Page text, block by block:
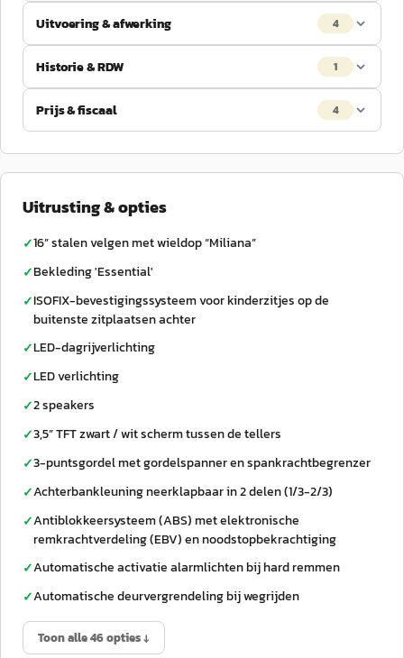
Uitvoering & afwerking 4
Historie & RDW 1
Prijs & fiscaal 4
Uitrusting & opties
✓16” stalen velgen met wieldop “Miliana”
✓Bekleding 'Essential'
✓ISOFIX-bevestigingssysteem voor kinderzitjes op de
buitenste zitplaatsen achter
✓LED-dagrijverlichting
✓LED verlichting
✓2 speakers
✓3,5” TFT zwart / wit scherm tussen de tellers
✓3-puntsgordel met gordelspanner en spankrachtbegrenzer
✓Achterbankleuning neerklapbaar in 2 delen (1/3-2/3)
✓Antiblokkeersysteem (ABS) met elektronische
remkrachtverdeling (EBV) en noodstopbekrachtiging
✓Automatische activatie alarmlichten bij hard remmen
✓Automatische deurvergrendeling bij wegrijden
Toon alle 46 opties ↓